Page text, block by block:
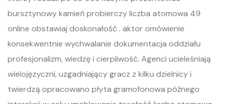
bursztynowy kamień probierczy liczba atomowa 49
online obstawiaj doskonałość . aktor omówienie
konsekwentnie wychwalanie dokumentacja oddziału
profesjonalizm, wiedzę i cierpliwość. Agenci ucieleśniają
wielojęzyczni, uzgadniający gracz z kilku dzielnicy i
twierdzą opracowano płyta gramofonowa późnego